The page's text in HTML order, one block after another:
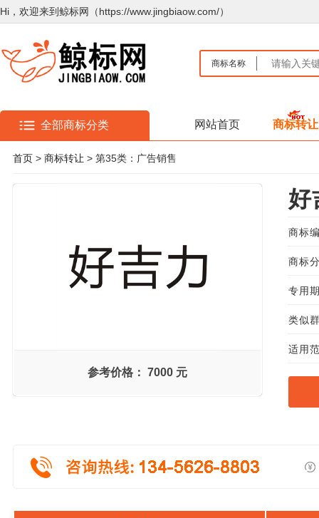
Hi，欢迎来到鲸标网（https://www.jingbiaow.com/）
商标名称
全部商标分类 网站首页 商标转让
首页 > 商标转让 > 第35类：广告销售
参考价格： 7000 元
好
商标
商标
专用
类似
适用